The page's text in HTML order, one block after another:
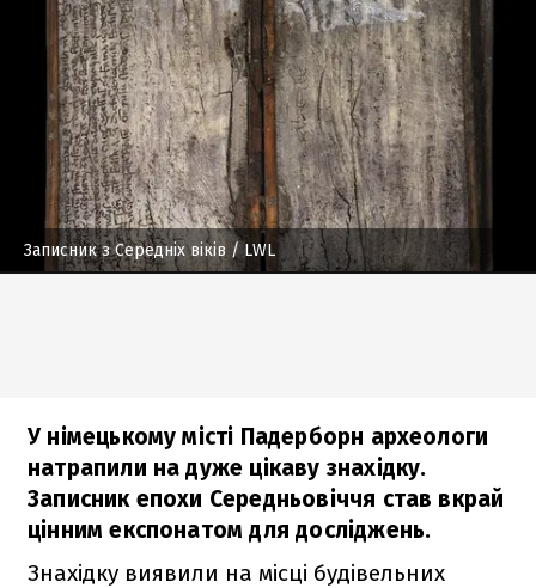
Записник з Середніх віків / LWL
У німецькому місті Падерборн археологи
натрапили на дуже цікаву знахідку.
Записник епохи Середньовіччя став вкрай
цінним експонатом для досліджень.
Знахідку виявили на місці будівельних